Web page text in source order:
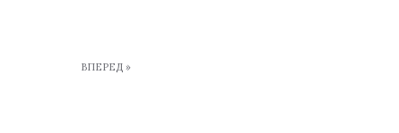
ВПЕРЕД »